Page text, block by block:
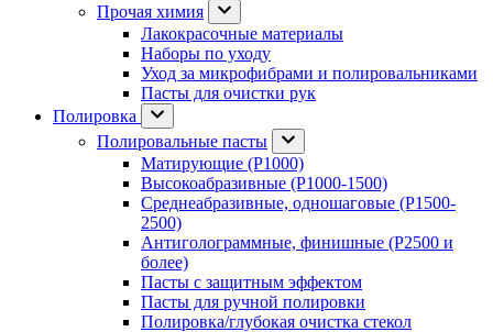
Прочая химия
Лакокрасочные материалы
Наборы по уходу
Уход за микрофибрами и полировальниками
Пасты для очистки рук
Полировка
Полировальные пасты
Матирующие (P1000)
Высокоабразивные (P1000-1500)
Среднеабразивные, одношаговые (P1500-
2500)
Антиголограммные, финишные (P2500 и
более)
Пасты с защитным эффектом
Пасты для ручной полировки
Полировка/глубокая очистка стекол